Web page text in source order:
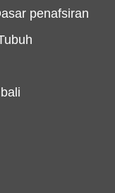
penafsiran